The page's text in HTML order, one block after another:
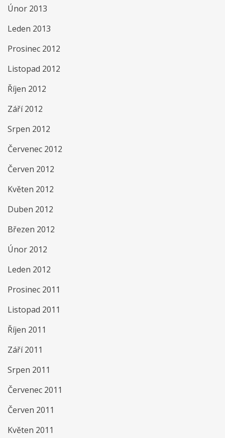
Únor 2013
Leden 2013
Prosinec 2012
Listopad 2012
Říjen 2012
Září 2012
Srpen 2012
Červenec 2012
Červen 2012
Květen 2012
Duben 2012
Březen 2012
Únor 2012
Leden 2012
Prosinec 2011
Listopad 2011
Říjen 2011
Září 2011
Srpen 2011
Červenec 2011
Červen 2011
Květen 2011